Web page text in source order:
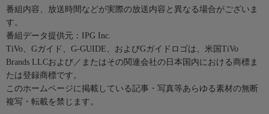
番組内容、放送時間などが実際の放送内容と異なる場合がございま
す。
番組データ提供元：IPG Inc.
TiVo、Gガイド、G-GUIDE、およびGガイドロゴは、米国TiVo
Brands LLCおよび／またはその関連会社の日本国内における商標ま
たは登録商標です。
このホームページに掲載している記事・写真等あらゆる素材の無断
複写・転載を禁じます。